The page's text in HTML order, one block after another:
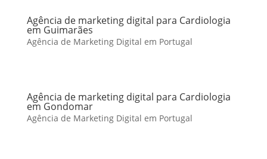
Agência de marketing digital para Cardiologia
em Guimarães
Agência de Marketing Digital em Portugal
Agência de marketing digital para Cardiologia
em Gondomar
Agência de Marketing Digital em Portugal